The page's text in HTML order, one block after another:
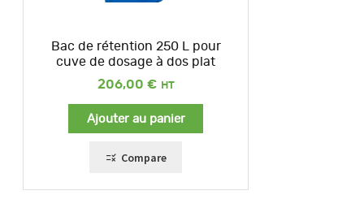
Bac de rétention 250 L pour
cuve de dosage à dos plat
206,00 €
Ajouter au panier
Compare